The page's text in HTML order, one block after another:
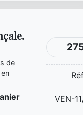
de
VEN-